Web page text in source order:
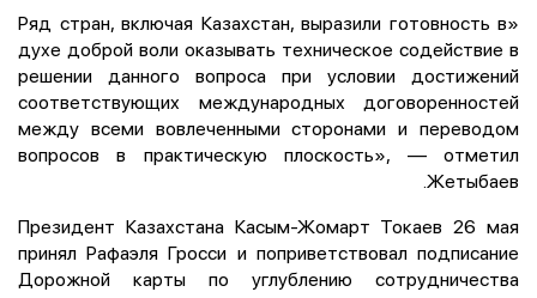
«Ряд стран, включая Казахстан, выразили готовность в
духе доброй воли оказывать техническое содействие в
решении данного вопроса при условии достижений
соответствующих международных договоренностей
между всеми вовлеченными сторонами и переводом
вопросов в практическую плоскость», — отметил
Жетыбаев.
Президент Казахстана Касым-Жомарт Токаев 26 мая
принял Рафаэля Гросси и поприветствовал подписание
Дорожной карты по углублению сотрудничества